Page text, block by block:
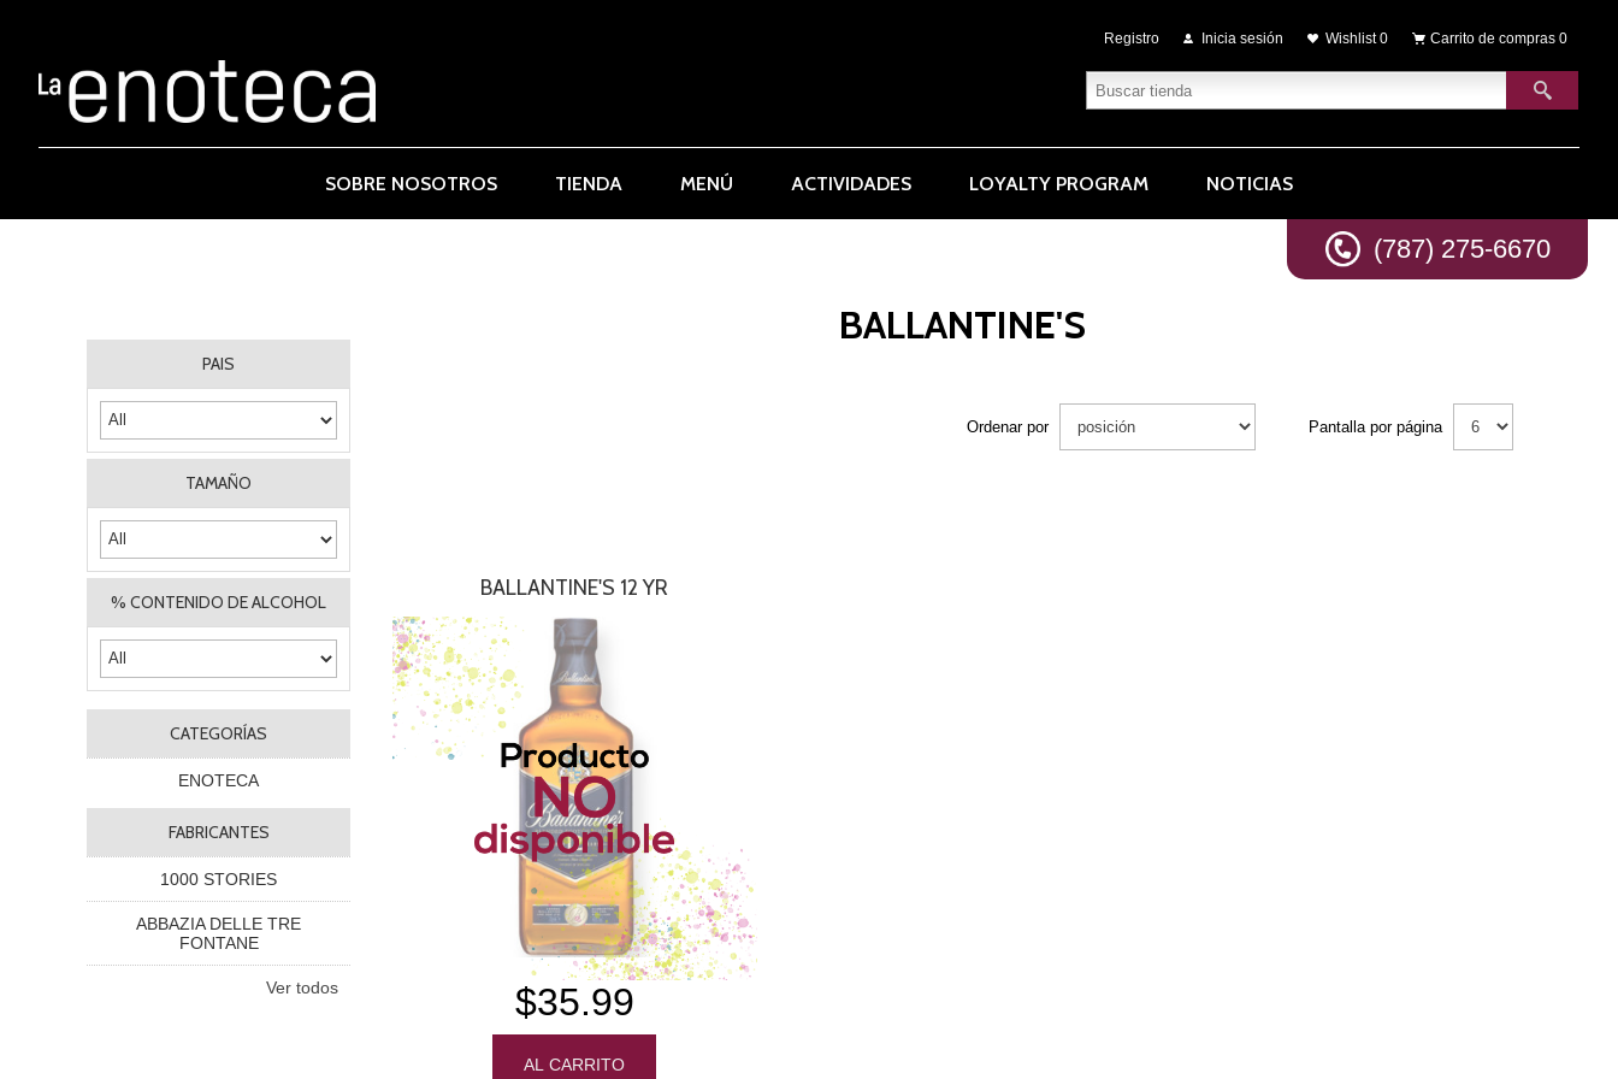
Registro Inicia sesión Wishlist 0 Carrito de compras 0
(787) 275-6670
SOBRE NOSOTROS TIENDA MENÚ ACTIVIDADES LOYALTY PROGRAM NOTICIAS
BALLANTINE'S
Ordenar por Pantalla por página
BALLANTINE'S 12 YR
$35.99
PAIS
TAMAÑO
% CONTENIDO DE ALCOHOL
CATEGORÍAS
ENOTECA
FABRICANTES
1000 STORIES
ABBAZIA DELLE TRE
FONTANE
Ver todos